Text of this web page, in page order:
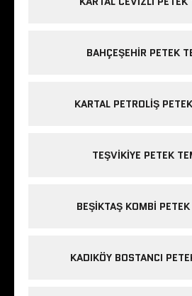
BAHÇEŞEHIR PETEK
KARTAL PETROLIŞ
TEŞVIKIYE PETEK
BEŞIKTAŞ KOMBI
KADIKÖY BOSTANCI